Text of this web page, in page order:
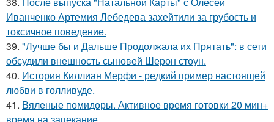
Иванченко Артемия Лебедева захейтили за грубость и
токсичное поведение.
39. "Лучше бы и Дальше Продолжала их Прятать": в сети
обсудили внешность сыновей Шерон стоун.
40. История Киллиан Мерфи - редкий пример настоящей
любви в голливуде.
41. Вяленые помидоры. Активное время готовки 20 мин+